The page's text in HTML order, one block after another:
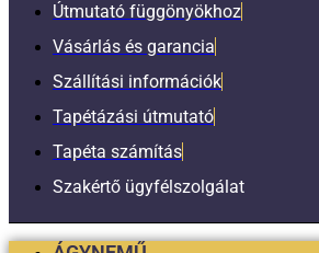
Útmutató függönyökhoz
Vásárlás és garancia
Szállítási információk
Tapétázási útmutató
Tapéta számítás
Szakértő ügyfélszolgálat